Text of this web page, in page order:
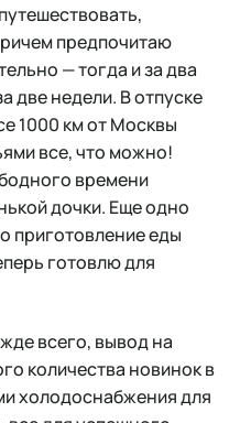
предпочитаю
— тогда и за два
две недели. В отпуске
1000 км от Москвы
все, что можно!
времени
дочки. Еще одно
приготовление еды
готовлю для
всего, вывод на
количества новинок в
холодоснабжения для